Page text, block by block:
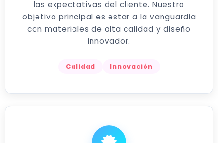
las expectativas del cliente. Nuestro
objetivo principal es estar a la vanguardia
con materiales de alta calidad y diseño
innovador.
Calidad Innovación